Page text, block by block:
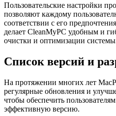
Пользовательские настройки
позволяют каждому
соответствии с его
делает CleanMyPC удобным и
очистки и оптимизации
Список версий и
На протяжении многих лет
регулярные обновления и
чтобы обеспечить
эффективную версию.